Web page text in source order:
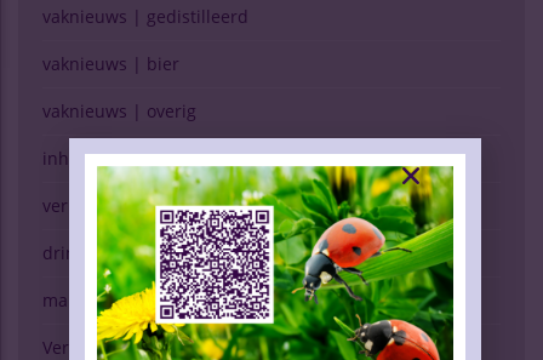
vaknieuws | gedistilleerd
vaknieuws | bier
vaknieuws | overig
inhoud vakblad
verkopen (g)een kunst
drinken & gezondheid
marktspiegel
Verschijning Drinks Slijtersvakblad